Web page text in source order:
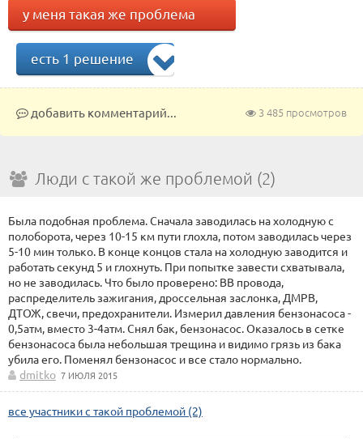
у меня такая же проблема
есть 1 решение
3 485 просмотров
добавить комментарий...
Люди с такой же проблемой (2)
Была подобная проблема. Сначала заводилась на холодную с
полоборота, через 10-15 км пути глохла, потом заводилась через
5-10 мин только. В конце концов стала на холодную заводится и
работать секунд 5 и глохнуть. При попытке завести схватывала,
но не заводилась. Что было проверено: ВВ провода,
распределитель зажигания, дроссельная заслонка, ДМРВ,
ДТОЖ, свечи, предохранители. Измерил давления бензонасоса -
0,5атм, вместо 3-4атм. Снял бак, бензонасос. Оказалось в сетке
бензонасоса была небольшая трещина и видимо грязь из бака
убила его. Поменял бензонасос и все стало нормально.
dmitko 7 ИЮЛЯ 2015
все участники с такой проблемой (2)